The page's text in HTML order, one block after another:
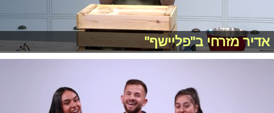
אדיר מזרחי ב"פליישף"